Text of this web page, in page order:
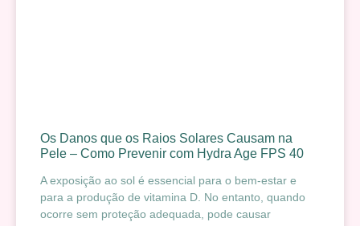
Os Danos que os Raios Solares Causam na
Pele – Como Prevenir com Hydra Age FPS 40
A exposição ao sol é essencial para o bem-estar e
para a produção de vitamina D. No entanto, quando
ocorre sem proteção adequada, pode causar